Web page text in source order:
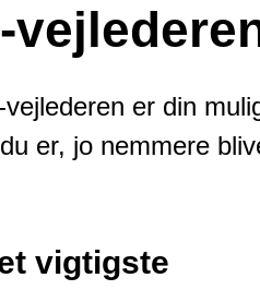
er din
er, jo nemmere
vigtigste